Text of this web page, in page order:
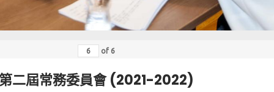
of 6
二屆常務委員會 (2021-2022)